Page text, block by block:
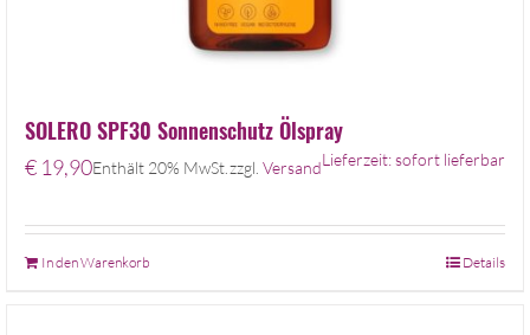
SOLERO SPF30 Sonnenschutz Ölspray
€ 19,90Enthält 20% MwSt. zzgl. VersandLieferzeit: sofort lieferbar
In den Warenkorb Details